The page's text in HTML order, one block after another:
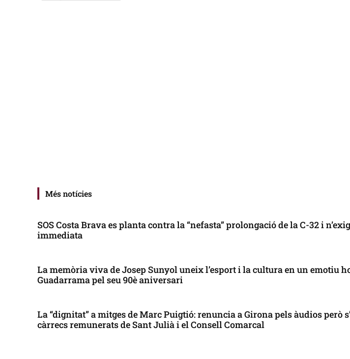
Més notícies
SOS Costa Brava es planta contra la “nefasta” prolongació de la C-32 i
immediata
La memòria viva de Josep Sunyol uneix l’esport i la cultura en un emotiu
Guadarrama pel seu 90è aniversari
La “dignitat” a mitges de Marc Puigtió: renuncia a Girona pels àudios però
càrrecs remunerats de Sant Julià i el Consell Comarcal